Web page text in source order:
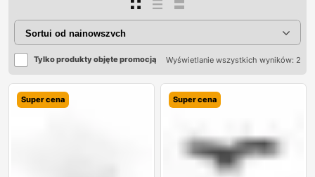
Tylko produkty objęte promocją Wyświetlanie wszystkich wyników: 2
Super cena Super cena